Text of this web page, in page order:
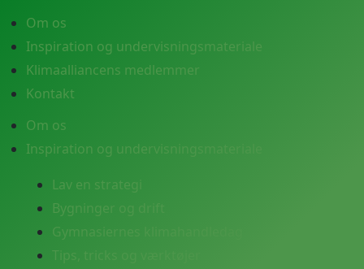
Om os
Inspiration og undervisningsmateriale
Klimaalliancens medlemmer
Kontakt
Om os
Inspiration og undervisningsmateriale
Lav en strategi
Bygninger og drift
Gymnasiernes klimahandledag
Tips, tricks og værktøjer